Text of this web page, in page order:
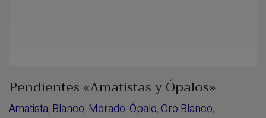
Pendientes «Amatistas y Ópalos»
Amatista, Blanco, Morado,Ópalo,Oro Blanco,